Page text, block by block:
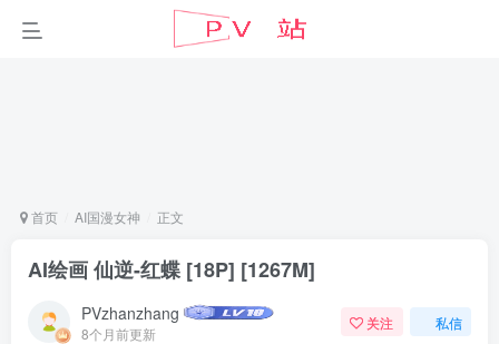
首页 AI国漫女神 正文
AI绘画 仙逆-红蝶 [18P] [1267M]
PVzhanzhang
8个月前更新
关注 私信